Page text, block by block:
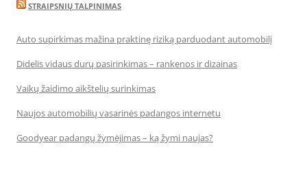
STRAIPSNIŲ TALPINIMAS
Auto supirkimas mažina praktinę riziką parduodant automobilį
Didelis vidaus durų pasirinkimas – rankenos ir dizainas
Vaikų žaidimo aikštelių surinkimas
Naujos automobilių vasarinės padangos internetu
Goodyear padangų žymėjimas – ką žymi naujas?